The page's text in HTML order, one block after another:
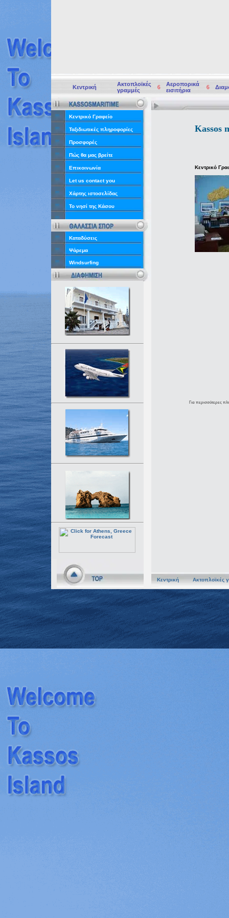
Κεντρική
Ακτοπλοϊκές
γραμμές
6
Αεροπορικά
εισιτήρια
6
Κεντρικό Γραφείο
Kassos
Κεντρικό
Για περισσότερες
Ταξιδιωτικές πληροφορίες
Προσφορές
Πώς θα μας βρείτε
Επικοινωνία
Let us contact you
Χάρτης ιστοσελίδας
Το νησί της Κάσου
Καταδύσεις
Ψάρεμα
Windsurfing
Κεντρική Ακτοπλοϊκές